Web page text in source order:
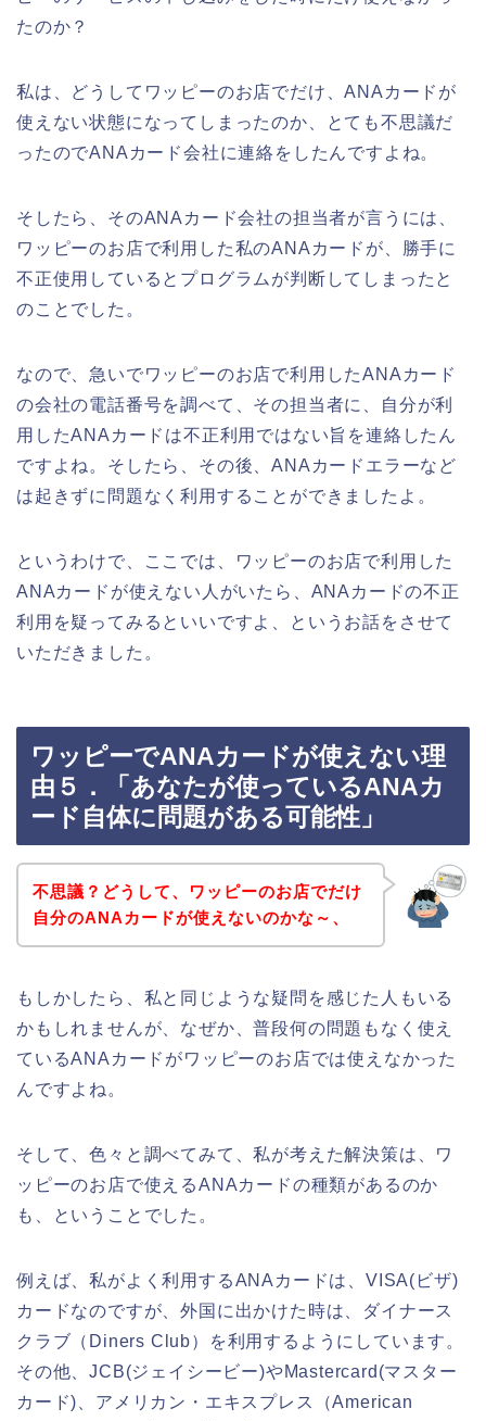
たのか？
私は、どうしてワッピーのお店でだけ、ANAカードが
使えない状態になってしまったのか、とても不思議だ
ったのでANAカード会社に連絡をしたんですよね。
そしたら、そのANAカード会社の担当者が言うには、
ワッピーのお店で利用した私のANAカードが、勝手に
不正使用しているとプログラムが判断してしまったと
のことでした。
なので、急いでワッピーのお店で利用したANAカード
の会社の電話番号を調べて、その担当者に、自分が利
用したANAカードは不正利用ではない旨を連絡したん
ですよね。そしたら、その後、ANAカードエラーなど
は起きずに問題なく利用することができましたよ。
というわけで、ここでは、ワッピーのお店で利用した
ANAカードが使えない人がいたら、ANAカードの不正
利用を疑ってみるといいですよ、というお話をさせて
いただきました。
ワッピーでANAカードが使えない理
由５．「あなたが使っているANAカ
ード自体に問題がある可能性」
不思議？どうして、ワッピーのお店でだけ
自分のANAカードが使えないのかな～、
もしかしたら、私と同じような疑問を感じた人もいる
かもしれませんが、なぜか、普段何の問題もなく使え
ているANAカードがワッピーのお店では使えなかった
んですよね。
そして、色々と調べてみて、私が考えた解決策は、ワ
ッピーのお店で使えるANAカードの種類があるのか
も、ということでした。
例えば、私がよく利用するANAカードは、VISA(ビザ)
カードなのですが、外国に出かけた時は、ダイナース
クラブ（Diners Club）を利用するようにしています。
その他、JCB(ジェイシービー)やMastercard(マスター
カード)、アメリカン・エキスプレス（American